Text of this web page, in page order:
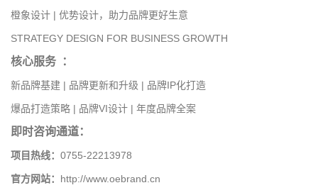
橙象设计 | 优势设计，助力品牌更好生意
STRATEGY DESIGN FOR BUSINESS GROWTH
核心服务 ：
新品牌基建 | 品牌更新和升级 | 品牌IP化打造
爆品打造策略 | 品牌VI设计 | 年度品牌全案
即时咨询通道：
项目热线： 0755-22213978
官方网站： http://www.oebrand.cn